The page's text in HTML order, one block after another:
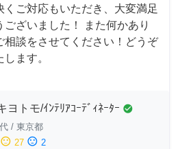
くご対応もいただき、大変満足
ございました！ また何かあり
相談をさせてください！どうぞ
ます。
ヨトモ/ｲﾝﾃﾘｱｺｰﾃﾞｨﾈｰﾀｰ check_circle
/ 東京都
sentiment_neutral 27 sentiment_dissatisfied 2